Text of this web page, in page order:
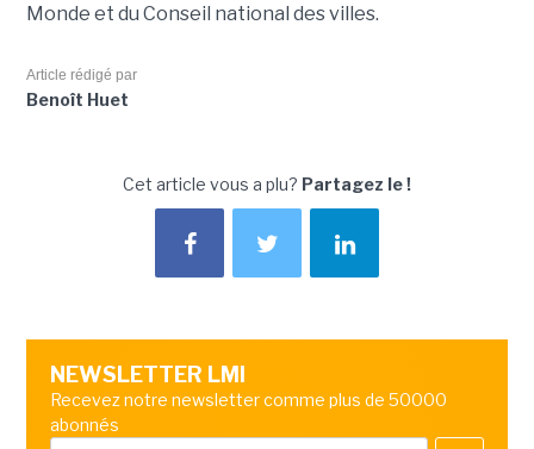
Monde et du Conseil national des villes.
Article rédigé par
Benoît Huet
Cet article vous a plu? Partagez le !
NEWSLETTER LMI
Recevez notre newsletter comme plus de 50000
abonnés